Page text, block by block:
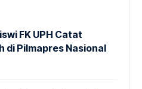
FK UPH Catat
di Pilmapres Nasional